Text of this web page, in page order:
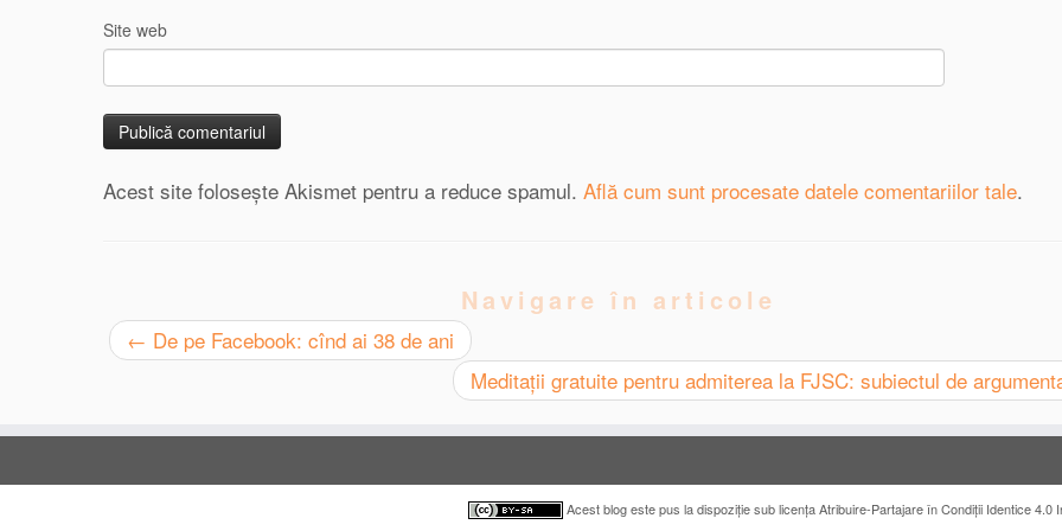
Site web
Acest site folosește Akismet pentru a reduce spamul. Află cum sunt procesate datele comentariilor tale.
Navigare în articole
← De pe Facebook: cînd ai 38 de ani
Meditații gratuite pentru admiterea la FJSC: subiectul de
Acest blog este pus la dispoziţie sub licența Atribuire-Partajare în Condiții Identice 4.0